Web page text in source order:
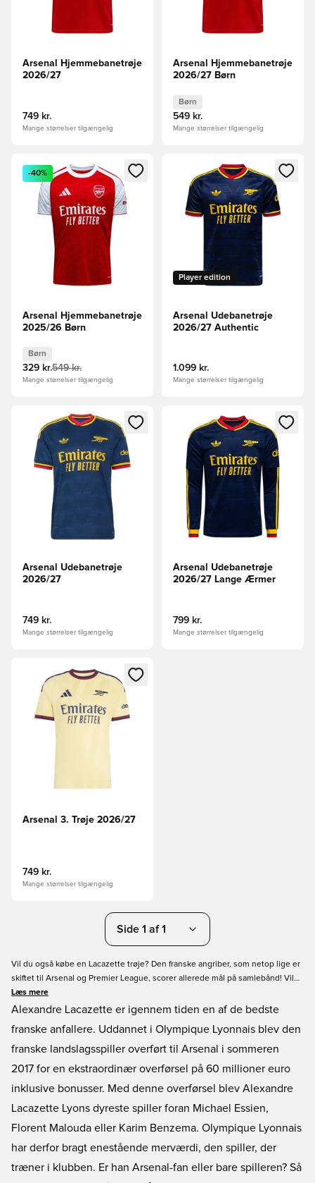
Arsenal Hjemmebanetrøje
2026/27
749 kr.
Mange størrelser tilgængelig
Arsenal Hjemmebanetrøje
2026/27 Børn
Børn
549 kr.
Mange størrelser tilgængelig
Åbner en Modal til at logge ind eller tilmelde dig som
-40%
Arsenal Hjemmebanetrøje
2025/26 Børn
Børn
329 kr.549 kr.
Mange størrelser tilgængelig
Åbner en Modal til at logge
Player edition
Arsenal Udebanetrøje
2026/27 Authentic
1.099 kr.
Mange størrelser tilgængelig
Åbner en Modal til at logge ind eller tilmelde dig som
Arsenal Udebanetrøje
2026/27
749 kr.
Mange størrelser tilgængelig
Åbner en Modal til at logge
Arsenal Udebanetrøje
2026/27 Lange Ærmer
799 kr.
Mange størrelser tilgængelig
Åbner en Modal til at logge ind eller tilmelde dig som
Arsenal 3. Trøje 2026/27
749 kr.
Mange størrelser tilgængelig
Side 1 af 1
Vil du også købe en Lacazette trøje? Den franske angriber, som netop lige er
skiftet til Arsenal og Premier League, scorer allerede mål på samlebånd! Vil
du også vise din støtte til Lacazette, så er der ingen bedre måde at gøre
dette på end, at købe din egen Lacazette fodboldtrøje. Ligegyldigt om du
har vi det hele online.
Læs mere
Alexandre Lacazette er igennem tiden en af de bedste
franske anfallere. Uddannet i Olympique Lyonnais blev den
franske landslagsspiller overført til Arsenal i sommeren
2017 for en ekstraordinær overførsel på 60 millioner euro
inklusive bonusser. Med denne overførsel blev Alexandre
Lacazette Lyons dyreste spiller foran Michael Essien,
Florent Malouda eller Karim Benzema. Olympique Lyonnais
har derfor bragt enestående merværdi, den spiller, der
træner i klubben. Er han Arsenal-fan eller bare spilleren? Så